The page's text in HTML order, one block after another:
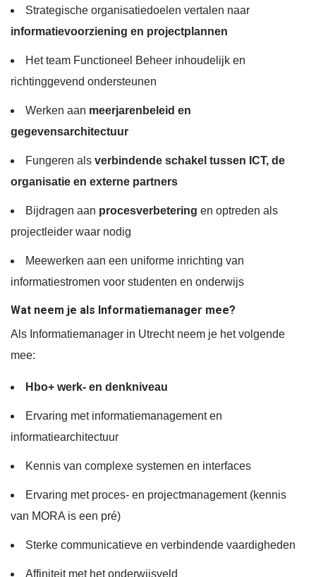
Strategische organisatiedoelen vertalen naar
informatievoorziening en projectplannen
Het team Functioneel Beheer inhoudelijk en
richtinggevend ondersteunen
Werken aan meerjarenbeleid en
gegevensarchitectuur
Fungeren als verbindende schakel tussen ICT, de
organisatie en externe partners
Bijdragen aan procesverbetering en optreden als
projectleider waar nodig
Meewerken aan een uniforme inrichting van
informatiestromen voor studenten en onderwijs
Wat neem je als Informatiemanager mee?
Als Informatiemanager in Utrecht neem je het volgende
mee:
Hbo+ werk- en denkniveau
Ervaring met informatiemanagement en
informatiearchitectuur
Kennis van complexe systemen en interfaces
Ervaring met proces- en projectmanagement (kennis
van MORA is een pré)
Sterke communicatieve en verbindende vaardigheden
Affiniteit met het onderwijsveld